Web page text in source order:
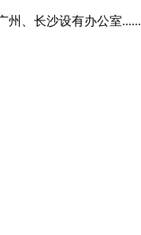
州、长沙设有办公室......